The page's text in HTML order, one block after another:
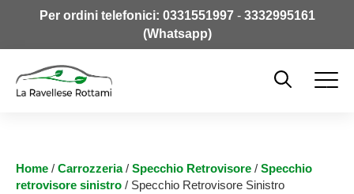
Per ordini telefonici: 0331551997- 3332995161
(Whatsapp)
Home / Carrozzeria/ Specchio Retrovisore / Specchio
retrovisore sinistro / Specchio Retrovisore Sinistro